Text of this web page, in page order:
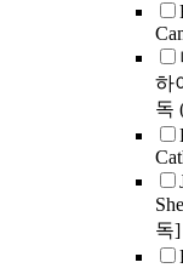
하
독
독]